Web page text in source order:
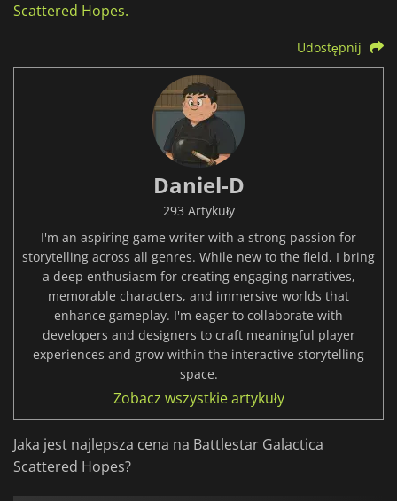
Scattered Hopes.
Udostępnij
Daniel-D
293 Artykuły
I'm an aspiring game writer with a strong passion for
storytelling across all genres. While new to the field, I bring
a deep enthusiasm for creating engaging narratives,
memorable characters, and immersive worlds that
enhance gameplay. I'm eager to collaborate with
developers and designers to craft meaningful player
experiences and grow within the interactive storytelling
space.
Zobacz wszystkie artykuły
Jaka jest najlepsza cena na Battlestar Galactica
Scattered Hopes?